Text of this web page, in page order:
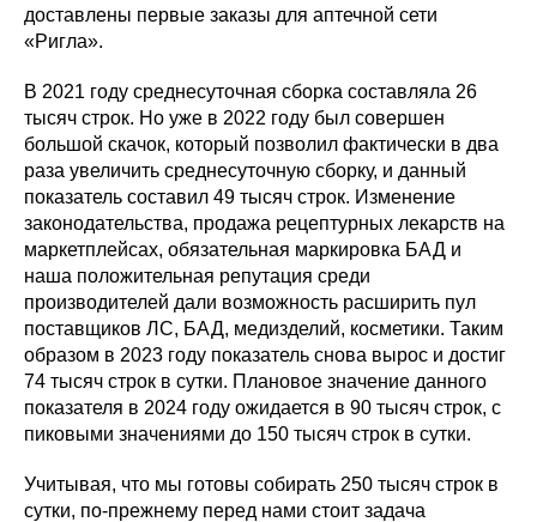
доставлены первые заказы для аптечной сети
«Ригла».
В 2021 году среднесуточная сборка составляла 26
тысяч строк. Но уже в 2022 году был совершен
большой скачок, который позволил фактически в два
раза увеличить среднесуточную сборку, и данный
показатель составил 49 тысяч строк. Изменение
законодательства, продажа рецептурных лекарств на
маркетплейсах, обязательная маркировка БАД и
наша положительная репутация среди
производителей дали возможность расширить пул
поставщиков ЛС, БАД, медизделий, косметики. Таким
образом в 2023 году показатель снова вырос и достиг
74 тысяч строк в сутки. Плановое значение данного
показателя в 2024 году ожидается в 90 тысяч строк, с
пиковыми значениями до 150 тысяч строк в сутки.
Учитывая, что мы готовы собирать 250 тысяч строк в
сутки, по-прежнему перед нами стоит задача